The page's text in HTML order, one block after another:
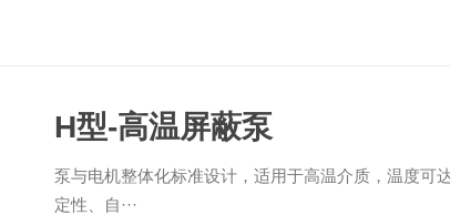
H型-高温屏蔽泵
泵与电机整体化标准设计，适用于高温介质，温度
定性、自···